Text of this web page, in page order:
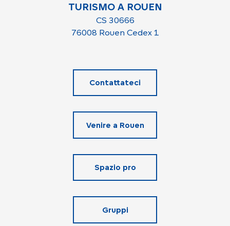
TURISMO A ROUEN
CS 30666
76008 Rouen Cedex 1
Contattateci
Venire a Rouen
Spazio pro
Gruppi